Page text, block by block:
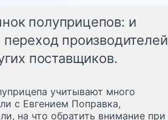
полуприцепов: и
производителей
поставщиков.
учитывают много
с Евгением Поправка,
на что обратить внимание при